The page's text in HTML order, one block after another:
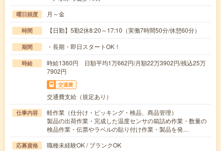
曜日頻度 月～金
時間 【日勤】5勤2休8:20～17:10（実働7時間50分/休憩60分）
期間 ・長期・即日スタートOK！
時給
時給1360円 日額平均1万662円/月額22万3902円/残込25万
7902円
交通費
交通費支給（規定あり）
仕事内容
軽作業（仕分け・ピッキング・検品、商品管理）
製品の出荷作業・完成した温度センサの箱詰め作業・数量の
検品作業・伝票やラベルの貼り付け作業・製品を発…
応募資格
職種未経験OK / ブランクOK